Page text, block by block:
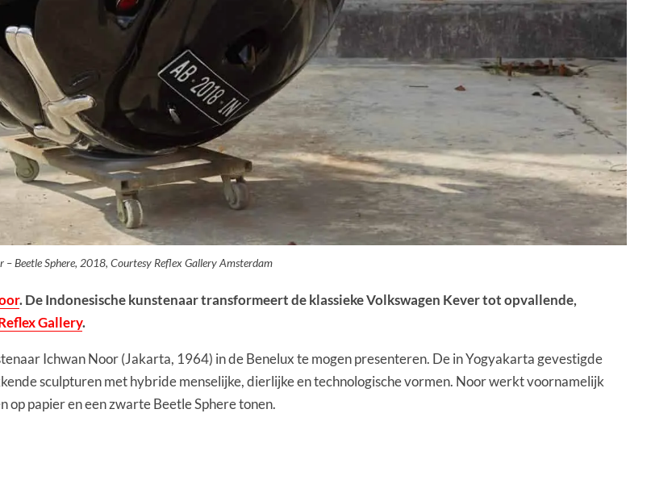
– Beetle Sphere, 2018, Courtesy Reflex Gallery Amsterdam
. De Indonesische kunstenaar transformeert de klassieke Volkswagen Kever tot opvallende,
Gallery.
Ichwan Noor (Jakarta, 1964) in de Benelux te mogen presenteren. De in Yogyakarta gevestigde
sculpturen met hybride menselijke, dierlijke en technologische vormen. Noor werkt voornamelijk
op papier en een zwarte Beetle Sphere tonen.